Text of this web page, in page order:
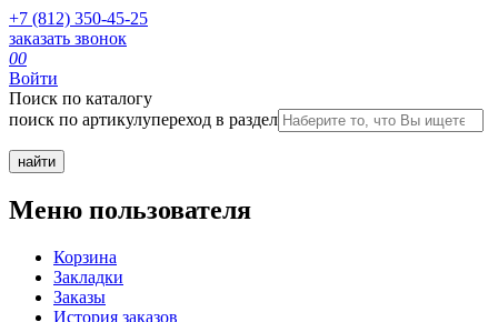
+7 (812) 350-45-25
заказать звонок
00
Войти
Поиск по каталогу
поиск по артикулупереход в раздел
Меню пользователя
Корзина
Закладки
Заказы
История заказов